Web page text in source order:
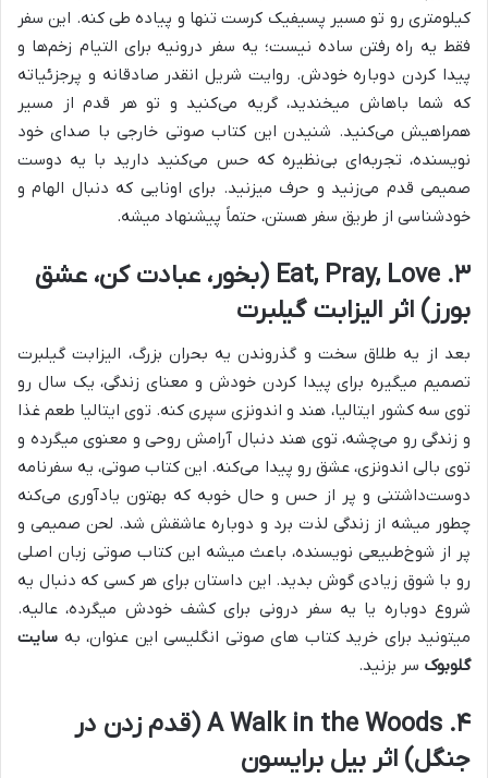
کیلومتری رو تو مسیر پسیفیک کرست تنها و پیاده طی کنه. این سفر
فقط یه راه رفتن ساده نیست؛ یه سفر درونیه برای التیام زخم‌ها و
پیدا کردن دوباره خودش. روایت شریل انقدر صادقانه و پرجزئیاته
که شما باهاش میخندید، گریه می‌کنید و تو هر قدم از مسیر
همراهیش می‌کنید. شنیدن این کتاب صوتی خارجی با صدای خود
نویسنده، تجربه‌ای بی‌نظیره که حس می‌کنید دارید با یه دوست
صمیمی قدم می‌زنید و حرف میزنید. برای اونایی که دنبال الهام و
خودشناسی از طریق سفر هستن، حتماً پیشنهاد میشه.
۳. Eat, Pray, Love (بخور، عبادت کن، عشق
بورز) اثر الیزابت گیلبرت
بعد از یه طلاق سخت و گذروندن یه بحران بزرگ، الیزابت گیلبرت
تصمیم میگیره برای پیدا کردن خودش و معنای زندگی، یک سال رو
توی سه کشور ایتالیا، هند و اندونزی سپری کنه. توی ایتالیا طعم غذا
و زندگی رو می‌چشه، توی هند دنبال آرامش روحی و معنوی میگرده و
توی بالی اندونزی، عشق رو پیدا می‌کنه. این کتاب صوتی، یه سفرنامه
دوست‌داشتنی و پر از حس و حال خوبه که بهتون یادآوری می‌کنه
چطور میشه از زندگی لذت برد و دوباره عاشقش شد. لحن صمیمی و
پر از شوخ‌طبیعی نویسنده، باعث میشه این کتاب صوتی زبان اصلی
رو با شوق زیادی گوش بدید. این داستان برای هر کسی که دنبال یه
شروع دوباره یا یه سفر درونی برای کشف خودش میگرده، عالیه.
میتونید برای خرید کتاب های صوتی انگلیسی این عنوان، به سایت
گلوبوک سر بزنید.
۴. A Walk in the Woods (قدم زدن در
جنگل) اثر بیل برایسون